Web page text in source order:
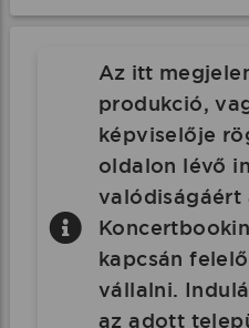
Az itt
produkció,
képviselője
oldalon lévő
valódiságáért
kapcsán
vállalni.
az adott